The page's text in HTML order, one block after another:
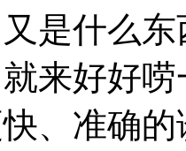
是什么
来好好
、准确